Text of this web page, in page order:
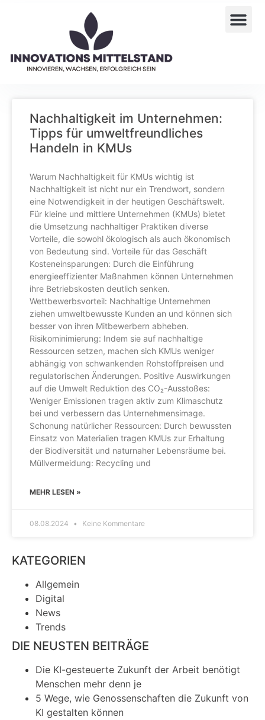
Nachhaltigkeit im Unternehmen:
Tipps für umweltfreundliches
Handeln in KMUs
Warum Nachhaltigkeit für KMUs wichtig ist
Nachhaltigkeit ist nicht nur ein Trendwort, sondern
eine Notwendigkeit in der heutigen Geschäftswelt.
Für kleine und mittlere Unternehmen (KMUs) bietet
die Umsetzung nachhaltiger Praktiken diverse
Vorteile, die sowohl ökologisch als auch ökonomisch
von Bedeutung sind. Vorteile für das Geschäft
Kosteneinsparungen: Durch die Einführung
energieeffizienter Maßnahmen können Unternehmen
ihre Betriebskosten deutlich senken.
Wettbewerbsvorteil: Nachhaltige Unternehmen
ziehen umweltbewusste Kunden an und können sich
besser von ihren Mitbewerbern abheben.
Risikominimierung: Indem sie auf nachhaltige
Ressourcen setzen, machen sich KMUs weniger
abhängig von schwankenden Rohstoffpreisen und
regulatorischen Änderungen. Positive Auswirkungen
auf die Umwelt Reduktion des CO₂-Ausstoßes:
Weniger Emissionen tragen aktiv zum Klimaschutz
bei und verbessern das Unternehmensimage.
Schonung natürlicher Ressourcen: Durch bewussten
Einsatz von Materialien tragen KMUs zur Erhaltung
der Biodiversität und naturnaher Lebensräume bei.
Müllvermeidung: Recycling und
MEHR LESEN »
08.08.2024 Keine Kommentare
KATEGORIEN
Allgemein
Digital
News
Trends
DIE NEUSTEN BEITRÄGE
Die KI-gesteuerte Zukunft der Arbeit benötigt
Menschen mehr denn je
5 Wege, wie Genossenschaften die Zukunft von
KI gestalten können